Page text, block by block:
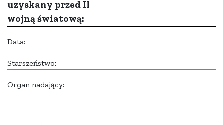
uzyskany przed II
wojną światową:
Data:
Starszeństwo:
Organ nadający: